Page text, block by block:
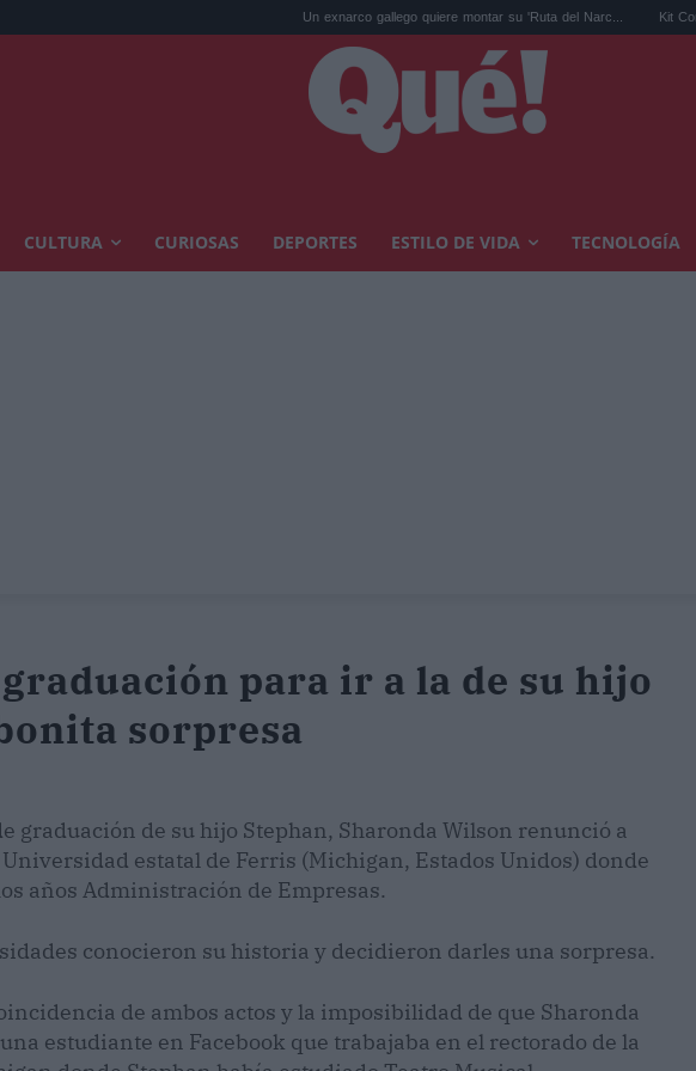
Un exnarco gallego quiere montar su 'Ruta del Narc... Kit Connor será
CULTURA CURIOSAS DEPORTES ESTILO DE VIDA TECNOLOGÍA
para ir a la de su hijo
sorpresa
graduación de su hijo Stephan, Sharonda Wilson renunció a
estatal de Ferris (Michigan, Estados Unidos) donde
años Administración de Empresas.
conocieron su historia y decidieron darles una sorpresa.
de ambos actos y la imposibilidad de que Sharonda
estudiante en Facebook que trabajaba en el rectorado de la